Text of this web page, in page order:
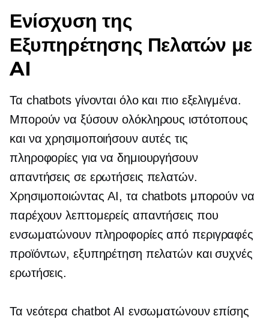
Ενίσχυση της
Εξυπηρέτησης Πελατών με
AI
Τα chatbots γίνονται όλο και πιο εξελιγμένα.
Μπορούν να ξύσουν ολόκληρους ιστότοπους
και να χρησιμοποιήσουν αυτές τις
πληροφορίες για να δημιουργήσουν
απαντήσεις σε ερωτήσεις πελατών.
Χρησιμοποιώντας AI, τα chatbots μπορούν να
παρέχουν λεπτομερείς απαντήσεις που
ενσωματώνουν πληροφορίες από περιγραφές
προϊόντων, εξυπηρέτηση πελατών και συχνές
ερωτήσεις.
Τα νεότερα chatbot AI ενσωματώνουν επίσης